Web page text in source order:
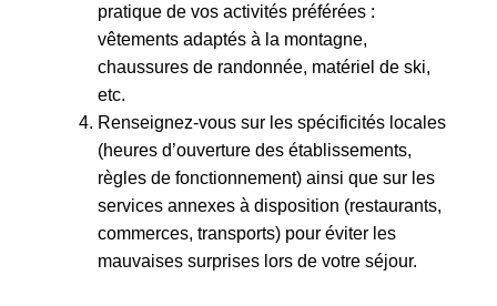
pratique de vos activités préférées :
vêtements adaptés à la montagne,
chaussures de randonnée, matériel de ski,
etc.
Renseignez-vous sur les spécificités locales
(heures d’ouverture des établissements,
règles de fonctionnement) ainsi que sur les
services annexes à disposition (restaurants,
commerces, transports) pour éviter les
mauvaises surprises lors de votre séjour.